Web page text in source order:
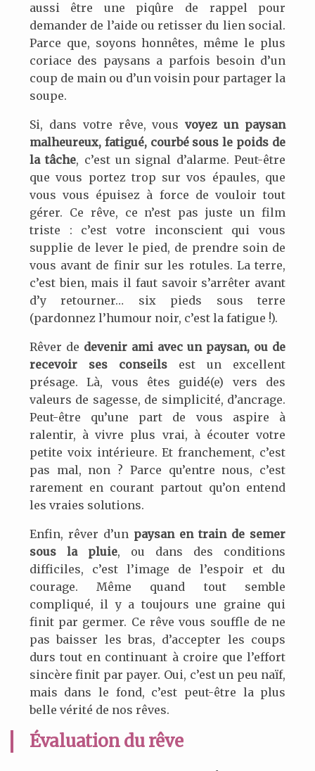
aussi être une piqûre de rappel pour
demander de l’aide ou retisser du lien social.
Parce que, soyons honnêtes, même le plus
coriace des paysans a parfois besoin d’un
coup de main ou d’un voisin pour partager la
soupe.
Si, dans votre rêve, vousvoyez un paysan
malheureux, fatigué, courbé sous le poids de
la tâche, c’est un signal d’alarme. Peut-être
que vous portez trop sur vos épaules, que
vous vous épuisez à force de vouloir tout
gérer. Ce rêve, ce n’est pas juste un film
triste : c’est votre inconscient qui vous
supplie de lever le pied, de prendre soin de
vous avant de finir sur les rotules. La terre,
c’est bien, mais il faut savoir s’arrêter avant
d’y retourner… six pieds sous terre
(pardonnez l’humour noir, c’est la fatigue !).
Rêver de devenir ami avec un paysan, ou de
recevoir ses conseilsest un excellent
présage. Là, vous êtes guidé(e) vers des
valeurs de sagesse, de simplicité, d’ancrage.
Peut-être qu’une part de vous aspire à
ralentir, à vivre plus vrai, à écouter votre
petite voix intérieure. Et franchement, c’est
pas mal, non ? Parce qu’entre nous, c’est
rarement en courant partout qu’on entend
les vraies solutions.
Enfin, rêver d’un paysan en train de semer
sous la pluie, ou dans des conditions
difficiles, c’est l’image de l’espoir et du
courage. Même quand tout semble
compliqué, il y a toujours une graine qui
finit par germer. Ce rêve vous souffle de ne
pas baisser les bras, d’accepter les coups
durs tout en continuant à croire que l’effort
sincère finit par payer. Oui, c’est un peu naïf,
mais dans le fond, c’est peut-être la plus
belle vérité de nos rêves.
Évaluation du rêve